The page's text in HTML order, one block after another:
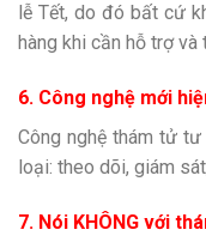
lễ Tết, do đó bất cứ
hàng khi cần hỗ trợ và
6. Công nghệ mới
Công nghệ thám tử
loại: theo dõi, giám
7. Nói KHÔNG với